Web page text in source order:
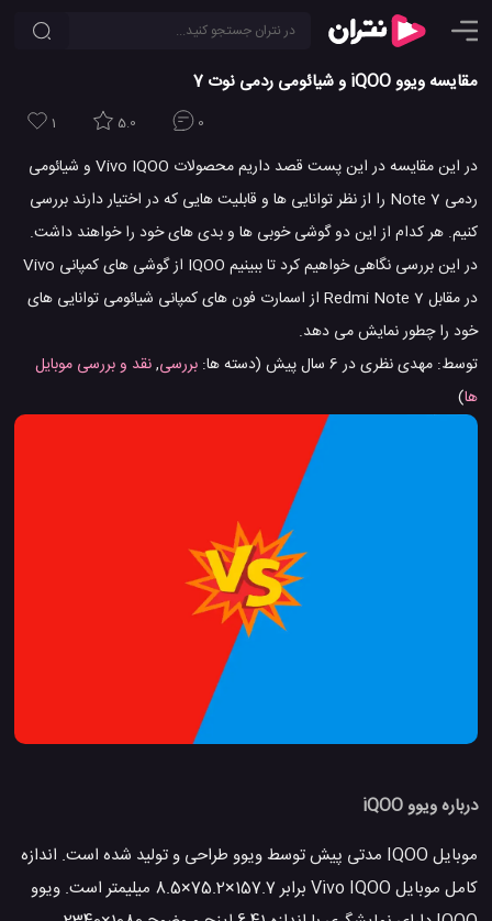
مقایسه ویوو iQOO و شیائومی ردمی نوت 7
1 5.0 0
در این مقایسه در این پست قصد داریم محصولات Vivo IQOO و شیائومی
ردمی Note 7 را از نظر توانایی ها و قابلیت هایی که در اختیار دارند بررسی
کنیم. هر کدام از این دو گوشی خوبی ها و بدی های خود را خواهند داشت.
در این بررسی نگاهی خواهیم کرد تا ببینیم IQOO از گوشی های کمپانی Vivo
در مقابل Redmi Note 7 از اسمارت فون های کمپانی شیائومی توانایی های
خود را چطور نمایش می دهد.
توسط: مهدی نظریدر6 سال پیش (دسته ها: بررسی,نقد و بررسی موبایل
ها)
درباره ویوو iQOO
موبایل IQOO مدتی پیش توسط ویوو طراحی و تولید شده است. اندازه
کامل موبایل Vivo IQOO برابر 157.7×75.2×8.5 میلیمتر است. ویوو